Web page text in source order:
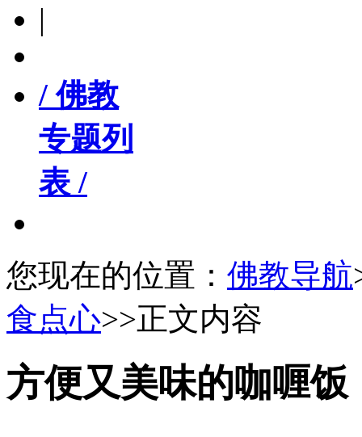
|
/ 佛教
专题列
表 /
您现在的位置： 佛教导航
食点心>>正文内容
方便又美味的咖喱饭